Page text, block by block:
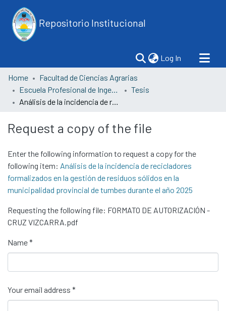
Repositorio Institucional
Log In (current)
Home
Facultad de Ciencias Agrarias
Escuela Profesional de Ingeniería Forestal y Medio Ambiente
Tesis
Análisis de la incidencia de recicladores formalizados en la gestión de residuos sólidos en la municipalidad provincial de tumbes durante el año 2025
Request a copy of the file
Enter the following information to request a copy for the
following item: Análisis de la incidencia de recicladores
formalizados en la gestión de residuos sólidos en la
municipalidad provincial de tumbes durante el año 2025
Requesting the following file: FORMATO DE AUTORIZACIÓN -
CRUZ VIZCARRA.pdf
Name *
Your email address *